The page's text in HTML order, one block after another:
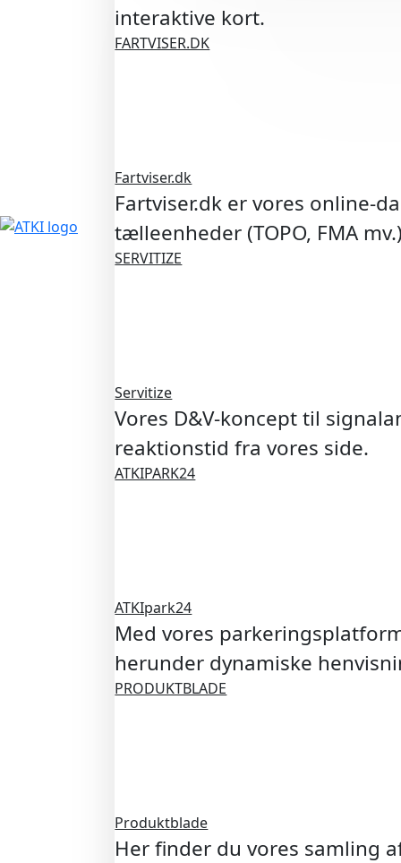
interaktive kort.
FARTVISER.DK
Fartviser.dk
Fartviser.dk er vores online-
tælleenheder (TOPO, FMA mv.)
SERVITIZE
Servitize
Vores D&V-koncept til
reaktionstid fra vores side.
ATKIPARK24
ATKIpark24
Med vores
herunder dynamiske
PRODUKTBLADE
Produktblade
Her finder du vores samling